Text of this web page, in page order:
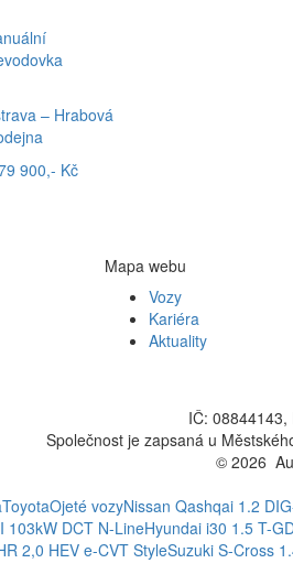
– Hrabová
900,- Kč
Mapa webu
Vozy
Kariéra
Aktuality
IČ:
Společnost je zapsaná u
© 2026
ToyotaOjeté vozyNissan Qashqai 1.2
103kW DCT N-LineHyundai i30 1.5 T-
2,0 HEV e-CVT StyleSuzuki S-Cross